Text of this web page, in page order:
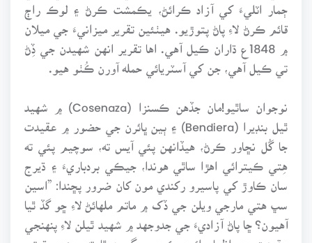
ڄمار اٽليءَ کي آزاد ڪرائڻ، يڪمشت ڪرڻ ۽ لوڪ راڄ
قائم ڪرڻ لاءِ پاڻ پتوڙيو. هيٺئين تقرير ميزانيءَ جي ميلان
۾ 1848ع ڌاران ڪيل آهي. اها تقرير انهن شهيدن جي ڏِڻ
تي ڪيل آهي، جن کي آسٽريائي حمله آورن ڪُٺو هيو.
نوجوان ساٿيو!مان جڏهن ڪسنزا (Cosenaza) ۾ شهيد
ٿيل بنڊيرا (Bendiera) ۽ ٻين ڀائرن جي حضور ۾ عقيدت
جا گُل نڇاور ڪرڻ، هيڏانهن پئي آيس ته، سوچيم پئي ته
هِتي ڪيترائي اهڙا ساٿي هوندا، جيڪي بردباريءَ ۽ ڌيرج
سان ڪاوڙ کي پاسيرو رکندي مون کان ضرور پڇندا: ”اسين
سڀ هتي مارجي ويلن جي ڏک ۾ ماتم ملهائڻ لاءِ ڇو گڏ ٿيا
آهيون؟ ڇا پاڻ آزاديءَ جي جدوجهد ۾ شهيد ٿيلن لاءِ پنهنجي
عقيدت جو اظهار ائين ڪري سگهون ٿا ته، جنهن ڌرتي